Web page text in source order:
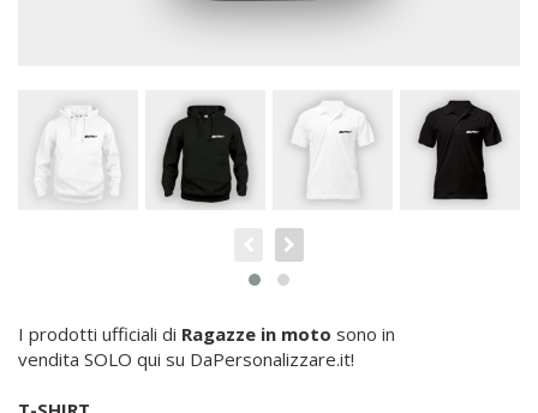
I prodotti ufficiali di Ragazze in moto sono in
vendita SOLO qui su DaPersonalizzare.it!